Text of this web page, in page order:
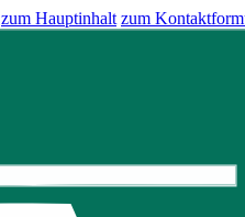
zum Hauptinhalt zum